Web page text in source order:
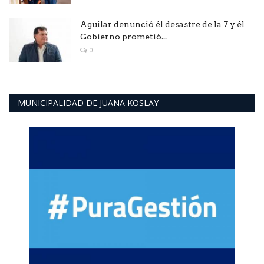
Aguilar denunció él desastre de la 7 y él
Gobierno prometió...
0
MUNICIPALIDAD DE JUANA KOSLAY